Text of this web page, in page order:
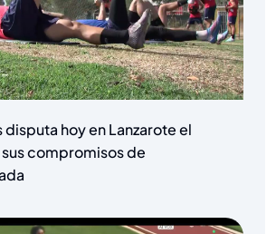
disputa hoy en Lanzarote el
compromisos de